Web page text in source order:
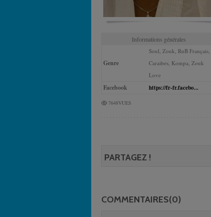
Informations générales
Genre
Soul, Zouk, RnB Français,
Caraibes, Kompa, Zouk
Love
Facebook https://fr-fr.facebo...
7648VUES
PARTAGEZ !
COMMENTAIRES(0)